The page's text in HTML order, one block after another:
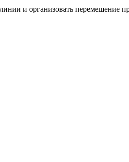
и организовать перемещение